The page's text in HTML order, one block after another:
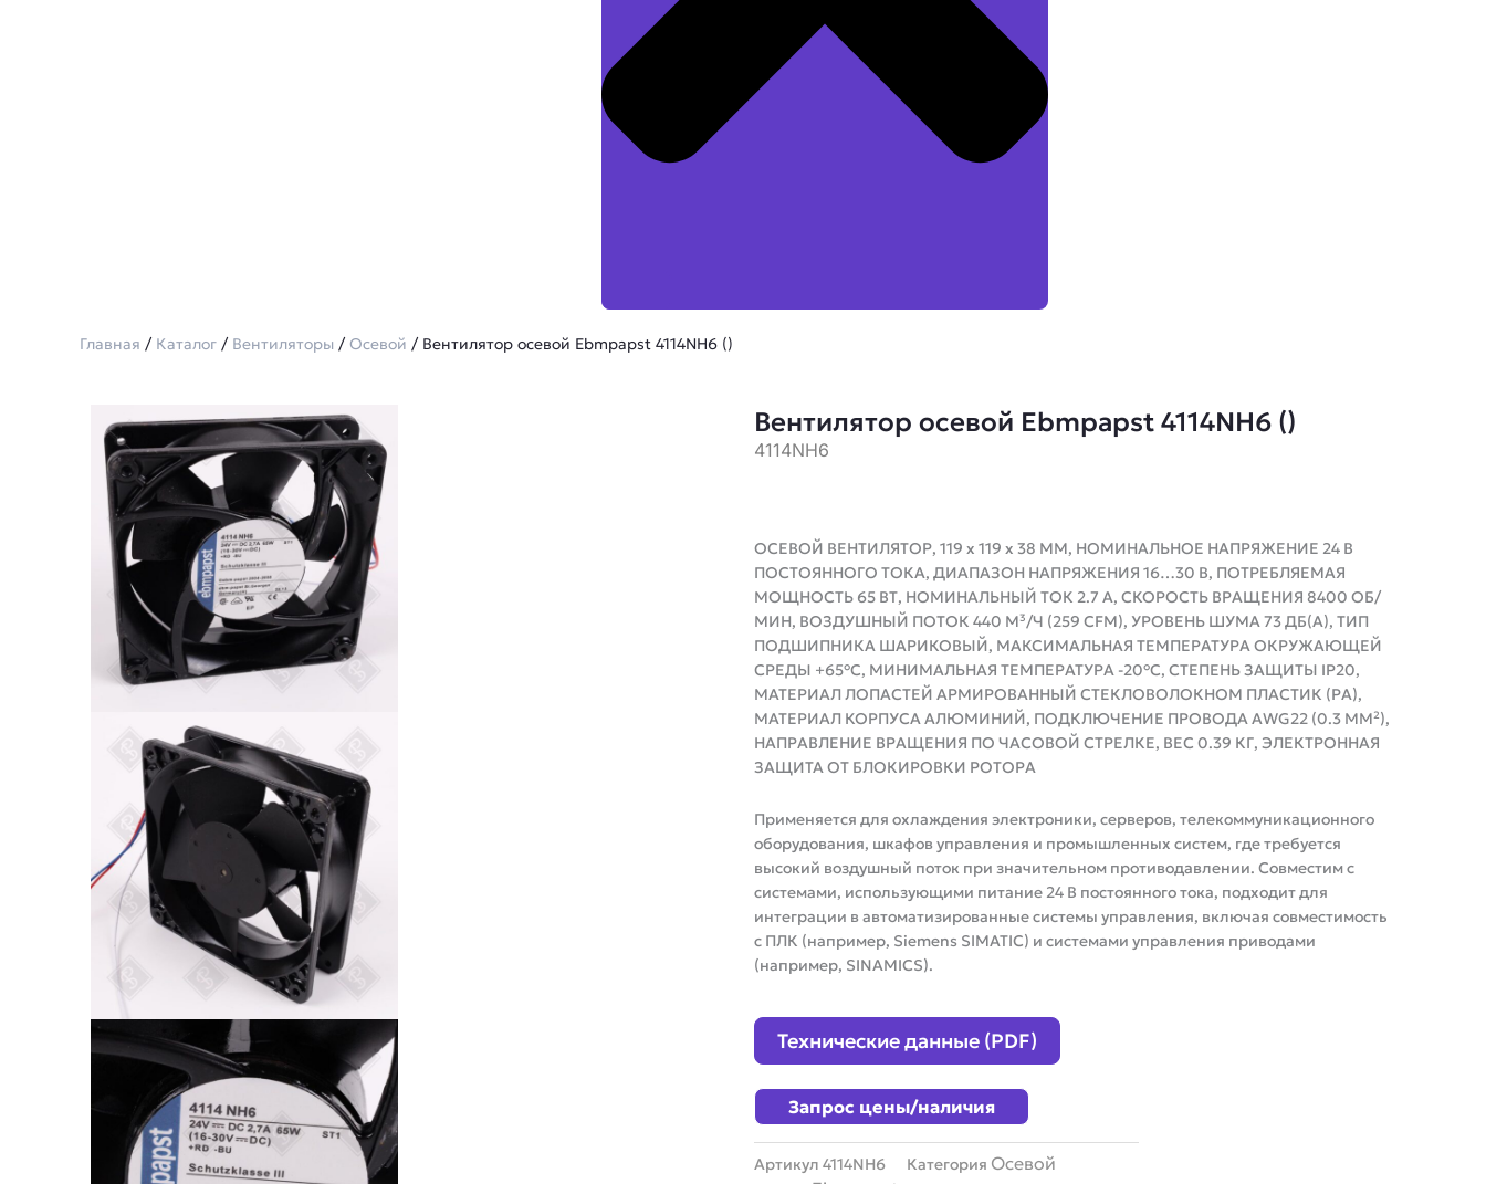
Главная / Каталог / Вентиляторы /Осевой / Вентилятор осевой Ebmpapst 4114NH6 ()
Вентилятор осевой Ebmpapst 4114NH6 ()
4114NH6
ОСЕВОЙ ВЕНТИЛЯТОР, 119 x 119 x 38 ММ, НОМИНАЛЬНОЕ НАПРЯЖЕНИЕ 24 В
ПОСТОЯННОГО ТОКА, ДИАПАЗОН НАПРЯЖЕНИЯ 16…30 В, ПОТРЕБЛЯЕМАЯ
МОЩНОСТЬ 65 ВТ, НОМИНАЛЬНЫЙ ТОК 2.7 А, СКОРОСТЬ ВРАЩЕНИЯ 8400 ОБ/
МИН, ВОЗДУШНЫЙ ПОТОК 440 М³/Ч (259 CFM), УРОВЕНЬ ШУМА 73 ДБ(A), ТИП
ПОДШИПНИКА ШАРИКОВЫЙ, МАКСИМАЛЬНАЯ ТЕМПЕРАТУРА ОКРУЖАЮЩЕЙ
СРЕДЫ +65°C, МИНИМАЛЬНАЯ ТЕМПЕРАТУРА -20°C, СТЕПЕНЬ ЗАЩИТЫ IP20,
МАТЕРИАЛ ЛОПАСТЕЙ АРМИРОВАННЫЙ СТЕКЛОВОЛОКНОМ ПЛАСТИК (PA),
МАТЕРИАЛ КОРПУСА АЛЮМИНИЙ, ПОДКЛЮЧЕНИЕ ПРОВОДА AWG22 (0.3 ММ²),
НАПРАВЛЕНИЕ ВРАЩЕНИЯ ПО ЧАСОВОЙ СТРЕЛКЕ, ВЕС 0.39 КГ, ЭЛЕКТРОННАЯ
ЗАЩИТА ОТ БЛОКИРОВКИ РОТОРА
Применяется для охлаждения электроники, серверов, телекоммуникационного
оборудования, шкафов управления и промышленных систем, где требуется
высокий воздушный поток при значительном противодавлении. Совместим с
системами, использующими питание 24 В постоянного тока, подходит для
интеграции в автоматизированные системы управления, включая совместимость
с ПЛК (например, Siemens SIMATIC) и системами управления приводами
(например, SINAMICS).
Технические данные (PDF)
Запрос цены/наличия
Артикул 4114NH6 Категория Осевой